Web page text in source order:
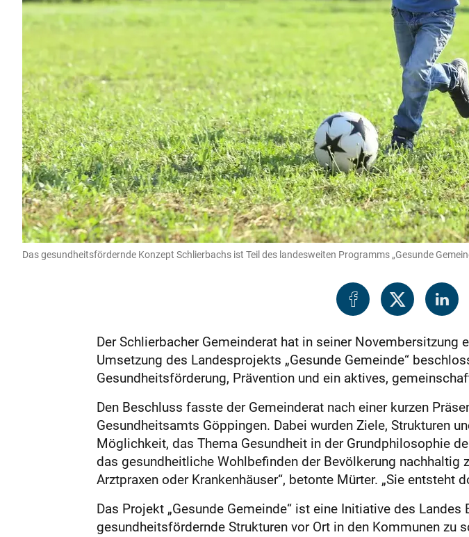
Das gesundheitsfördernde Konzept Schlierbachs ist Teil des landesweiten Programms „Gesunde
Der Schlierbacher Gemeinderat hat in seiner
Umsetzung des Landesprojekts „Gesunde Gemeinde“
Gesundheitsförderung, Prävention und ein aktives,
Den Beschluss fasste der Gemeinderat nach einer kurzen
Gesundheitsamts Göppingen. Dabei wurden Ziele, Strukturen
Möglichkeit, das Thema Gesundheit in der Grundphilosophie
das gesundheitliche Wohlbefinden der Bevölkerung
Arztpraxen oder Krankenhäuser“, betonte Mürter. „Sie entsteht
Das Projekt „Gesunde Gemeinde“ ist eine Initiative des
gesundheitsfördernde Strukturen vor Ort in den Kommunen zu